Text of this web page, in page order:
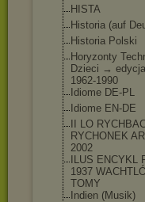
HISTA
Historia (auf
Historia Polski
Horyzonty
Dzieci →
1962-1990
Idiome DE-PL
Idiome EN-DE
II LO
RYCHONEK
2002
ILUS ENCYKL
1937
TOMY
Indien (Musik)